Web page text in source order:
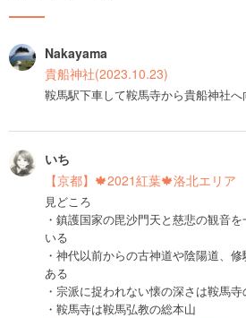
Nakayama
貴船神社(2023.10.23)
鞍馬駅下車して鞍馬寺から貴船神社
いち
【京都】🍁2021紅葉🍁洛北エリア
見どころ
・鎮護国家の毘沙門天と慈悲の観音
いる
・神代以前からの古神道や陰陽道、
ある
・宗派に捉われない懐の深さは鞍馬
・鞍馬寺は鞍馬弘教の総本山